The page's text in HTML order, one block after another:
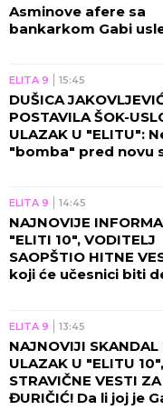
"NE
ĆU!"
ELITA 9 | FARMERI
MODRICAMA: Jezivo
Maje Marinković
KRV U ŽILAMA, Taki
BESPOMOĆNO
gleda
ČAK POLA MILIONA
tajnosti potpisan
Pinkom, ulazi u Elitu
OBRAČUNA SA
Karambol od